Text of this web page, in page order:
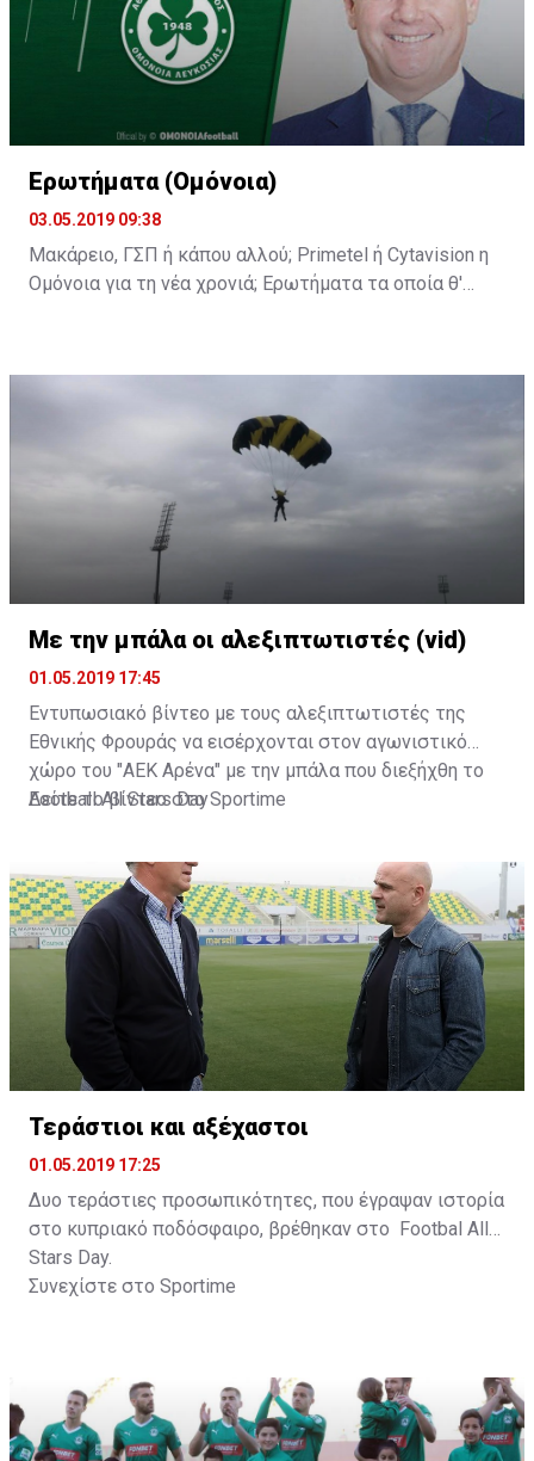
Ερωτήματα (Ομόνοια)
03.05.2019 09:38
Μακάρειο, ΓΣΠ ή κάπου αλλού; Primetel ή Cytavision η
Ομόνοια για τη νέα χρονιά; Ερωτήματα τα οποία θ'
Με την μπάλα οι αλεξιπτωτιστές (vid)
01.05.2019 17:45
Εντυπωσιακό βίντεο με τους αλεξιπτωτιστές της
Εθνικής Φρουράς να εισέρχονται στον αγωνιστικό
χώρο του "ΑΕΚ Αρένα" με την μπάλα που διεξήχθη το
Football All Stars Day
Δείτε το βίντεο στοSportime
Τεράστιοι και αξέχαστοι
01.05.2019 17:25
Δυο τεράστιες προσωπικότητες, που έγραψαν ιστορία
στο κυπριακό ποδόσφαιρο, βρέθηκαν στο Footbal All
Stars Day.
Συνεχίστε στο Sportime